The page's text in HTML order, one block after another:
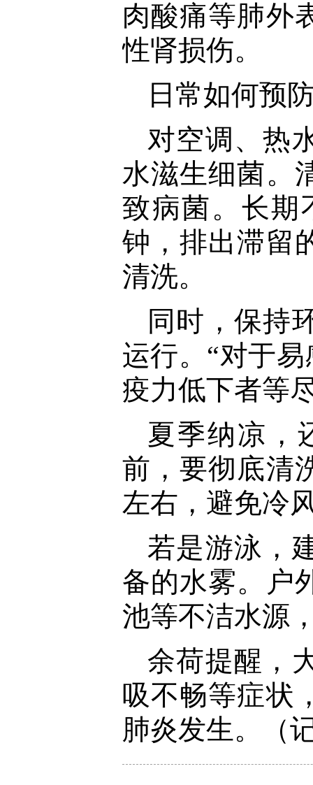
肉酸痛等肺外
性肾损伤。
日常如何预
对空调、热
水滋生细菌。
致病菌。长期
钟，排出滞留
清洗。
同时，保持
运行。“对于
疫力低下者等
夏季纳凉，
前，要彻底清
左右，避免冷
若是游泳，
备的水雾。户
池等不洁水源
余荷提醒，
吸不畅等症状
肺炎发生。（